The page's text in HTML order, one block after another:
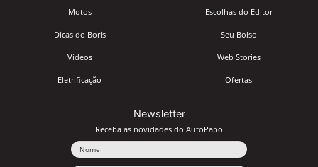
Motos
Dicas do Boris
Vídeos
Eletrificação
Escolhas do Editor
Seu Bolso
Web Stories
Ofertas
Newsletter
Receba as novidades do AutoPapo